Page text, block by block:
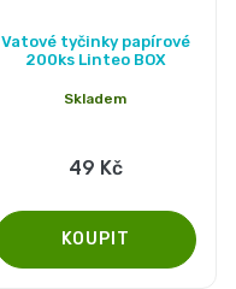
Vatové tyčinky papírové
200ks Linteo BOX
Skladem
49 Kč